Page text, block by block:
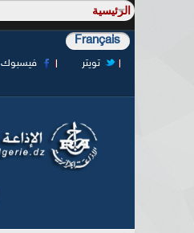
Français
فيسبوك
تويتر